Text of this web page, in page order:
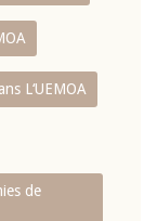
L‘UEMOA
de